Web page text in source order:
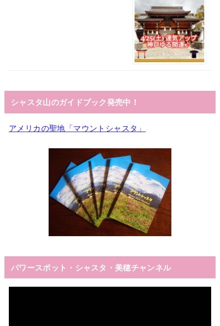
シャスタ山のガイドブック発売中！
アメリカの聖地「マウントシャスタ」
パワースポット・シャスタ・美穂チャンネル